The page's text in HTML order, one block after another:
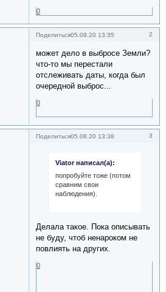
0
Поделиться 2
05.08.20 13:35
может дело в выбросе Земли?
что-то мы перестали
отслеживать даты, когда был
очередной выброс...
0
Поделиться 3
05.08.20 13:38
Viator написал(а):
попробуйте тоже (потом
сравним свои
наблюдения).
Делала такое. Пока описывать
не буду, чтоб ненароком не
повлиять на других.
0